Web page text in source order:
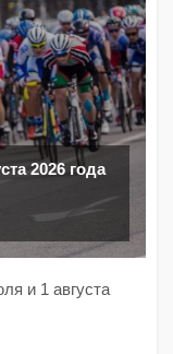
2026 года
и 1 августа